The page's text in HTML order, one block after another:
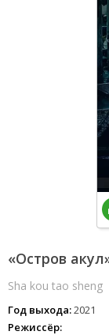
«Остров
Sha kou tao sheng
Год выхода:2021
Режиссёр: